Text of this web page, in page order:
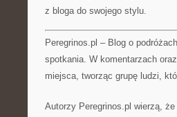
z bloga do swojego stylu.
Peregrinos.pl – Blog o
spotkania. W komentarzach
miejsca, tworząc grupę ludzi,
Autorzy Peregrinos.pl wierzą,